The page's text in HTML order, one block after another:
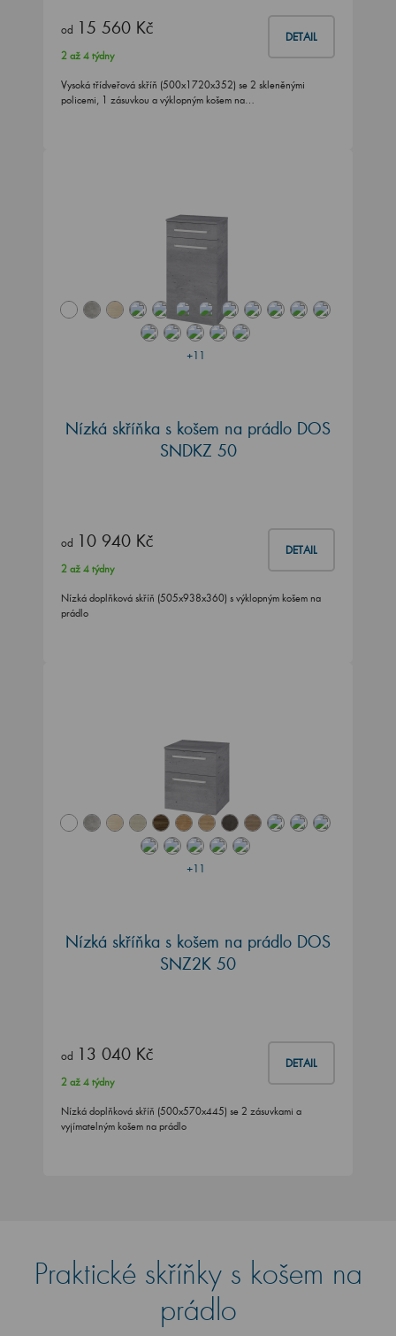
od 15 560 Kč DETAIL
2 až 4 týdny
Vysoká třídveřová skříň (500x1720x352) se 2 skleněnými
policemi, 1 zásuvkou a výklopným košem na…
+11
Nízká skříňka s košem na prádlo DOS
SNDKZ 50
od 10 940 Kč DETAIL
2 až 4 týdny
Nízká doplňková skříň (505x938x360) s výklopným košem na
prádlo
+11
Nízká skříňka s košem na prádlo DOS
SNZ2K 50
od 13 040 Kč DETAIL
2 až 4 týdny
Nízká doplňková skříň (500x570x445) se 2 zásuvkami a
vyjímatelným košem na prádlo
Praktické skříňky s košem na
prádlo